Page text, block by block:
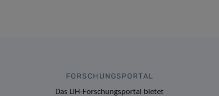
FORSCHUNGSPORTAL
Das LIH-Forschungsportal bietet